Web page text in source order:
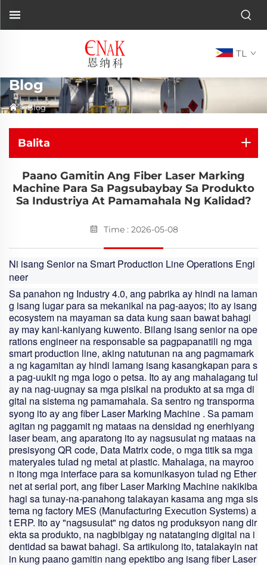
TL
Blog
>Blog
Balita
Paano Gamitin Ang Fiber Laser Marking
Machine Para Sa Pagsubaybay Sa Produkto
Sa Industriya At Pamamahala Ng Kalidad?
Time : 2026-05-08
Ni isang Senior na Smart Production Line Operations Engi
neer
Sa panahon ng Industry 4.0, ang pabrika ay hindi na laman
g isang lugar para sa mekanikal na pag-aayos; ito ay isang
ecosystem na mayaman sa data kung saan bawat bahagi
ay may kani-kaniyang kuwento. Bilang isang senior na ope
rations engineer na responsable sa pagpapanatili ng mga
smart production line, aking natutunan na ang pagmamark
a ng kagamitan ay hindi lamang isang kasangkapan para s
a pag-uukit ng mga logo o petsa. Ito ay ang mahalagang tul
ay na nag-uugnay sa mga pisikal na produkto at sa mga di
gital na sistema ng pamamahala. Sa sentro ng transporma
syong ito ay ang fiber Laser Marking Machine . Sa pamam
agitan ng paggamit ng mataas na densidad ng enerhiyang
laser beam, ang aparatong ito ay nagsusulat ng mataas na
presisyong QR code, Data Matrix code, o mga titik sa mga
materyales tulad ng metal at plastic. Mahalaga, na mayroo
n itong mga interface para sa komunikasyon tulad ng Ether
net at serial port, ang fiber Laser Marking Machine nakikiba
hagi sa tunay-na-panahong talakayan kasama ang mga sis
tema ng factory MES (Manufacturing Execution Systems) a
t ERP. Ito ay "nagsusulat" ng datos ng produksyon nang dir
ekta sa produkto, na nagbibigay ng natatanging digital na i
dentidad sa bawat bahagi. Sa artikulong ito, tatalakayin nat
in kung paano gamitin nang epektibo ang isang fiber Laser